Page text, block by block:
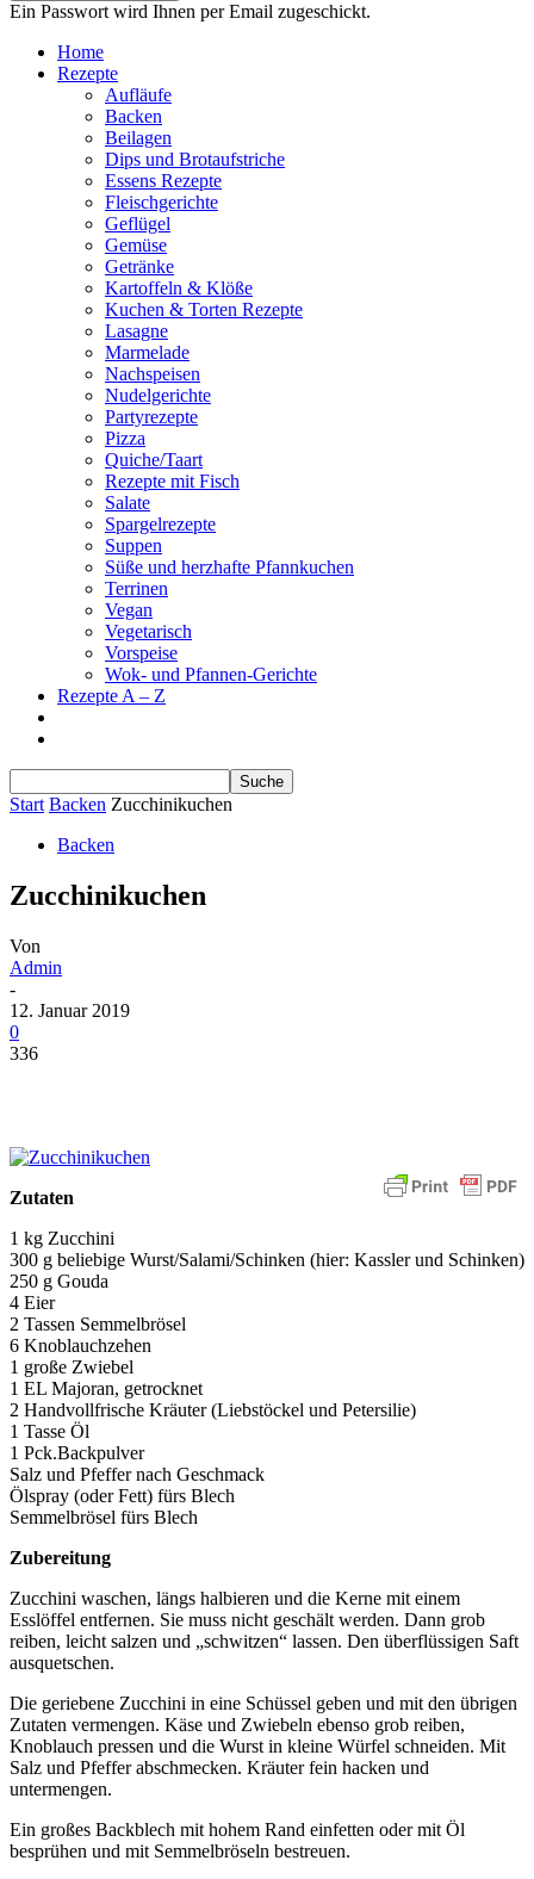
Ein Passwort wird Ihnen per Email zugeschickt.
Home
Rezepte
Aufläufe
Backen
Beilagen
Dips und Brotaufstriche
Essens Rezepte
Fleischgerichte
Geflügel
Gemüse
Getränke
Kartoffeln & Klöße
Kuchen & Torten Rezepte
Lasagne
Marmelade
Nachspeisen
Nudelgerichte
Partyrezepte
Pizza
Quiche/Taart
Rezepte mit Fisch
Salate
Spargelrezepte
Suppen
Süße und herzhafte Pfannkuchen
Terrinen
Vegan
Vegetarisch
Vorspeise
Wok- und Pfannen-Gerichte
Rezepte A – Z
Start Backen Zucchinikuchen
Backen
Zucchinikuchen
Von
Admin
-
12. Januar 2019
0
336
Zutaten
1 kg Zucchini
300 g beliebige Wurst/Salami/Schinken (hier: Kassler und Schinken)
250 g Gouda
4 Eier
2 Tassen Semmelbrösel
6 Knoblauchzehen
1 große Zwiebel
1 EL Majoran, getrocknet
2 Handvollfrische Kräuter (Liebstöckel und Petersilie)
1 Tasse Öl
1 Pck.Backpulver
Salz und Pfeffer nach Geschmack
Ölspray (oder Fett) fürs Blech
Semmelbrösel fürs Blech
Zubereitung
Zucchini waschen, längs halbieren und die Kerne mit einem
Esslöffel entfernen. Sie muss nicht geschält werden. Dann grob
reiben, leicht salzen und „schwitzen“ lassen. Den überflüssigen Saft
ausquetschen.
Die geriebene Zucchini in eine Schüssel geben und mit den übrigen
Zutaten vermengen. Käse und Zwiebeln ebenso grob reiben,
Knoblauch pressen und die Wurst in kleine Würfel schneiden. Mit
Salz und Pfeffer abschmecken. Kräuter fein hacken und
untermengen.
Ein großes Backblech mit hohem Rand einfetten oder mit Öl
besprühen und mit Semmelbröseln bestreuen.